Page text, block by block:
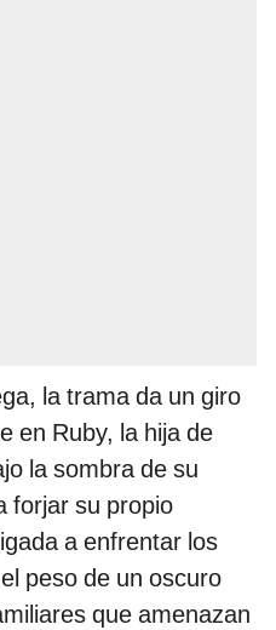
la trama da un giro
en Ruby, la hija de
la sombra de su
forjar su propio
a enfrentar los
peso de un oscuro
que amenazan